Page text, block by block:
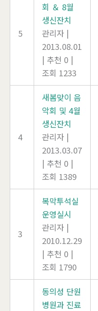
5
회 ＆ 8월
생신잔치
관리자 |
2013.08.01
| 추천 0 |
조회 1233
4
새봄맞이 음
악회 및 4월
생신잔치
관리자 |
2013.03.07
| 추천 0 |
조회 1389
3
복막투석실
운영실시
관리자 |
2010.12.29
| 추천 0 |
조회 1790
동의성 단원
병원과 진료